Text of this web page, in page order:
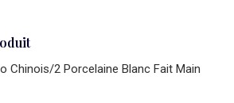
Chinois/2 Porcelaine Blanc Fait Main